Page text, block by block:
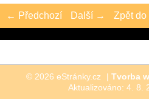
← Předchozí Další → Zpět do
© 2026 eStránky.cz | Tvorba
Aktualizováno: 4. 8.